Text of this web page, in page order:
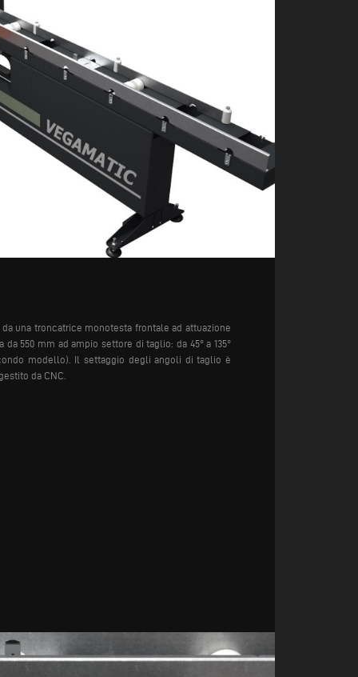
una troncatrice monotesta frontale ad attuazione
550 mm ad ampio settore di taglio: da 45° a 135°
modello). Il settaggio degli angoli di taglio è
da CNC.